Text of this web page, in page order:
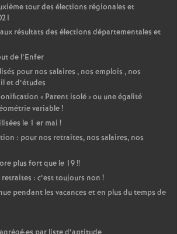
tour des élections régionales et
résultats des élections départementales et
de l’Enfer
pour nos salaires , nos emplois , nos
et d’études
« Parent isolé» ou une égalité
variable!
le 1 er mai !
: pour nos retraites, nos salaires, nos
plus fort que le 19!!
: c’est toujours non !
pendant les vacances et en plus du temps de